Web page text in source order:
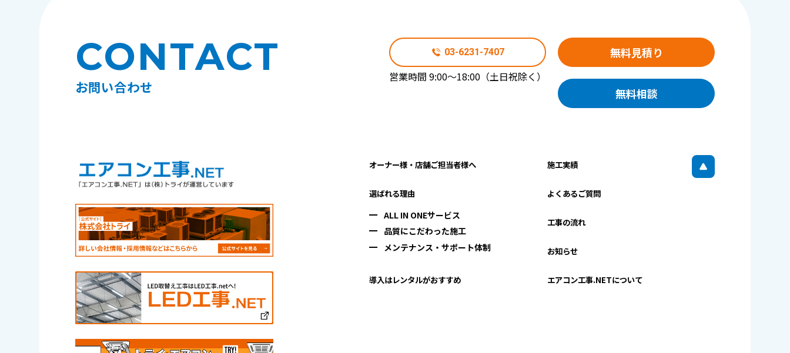
CONTACT
お問い合わせ
03-6231-7407
営業時間 9:00～18:00（土日祝除く）
無料見積り
無料相談
オーナー様・店舗ご担当者様へ 施工実績
選ばれる理由
ALL IN ONEサービス
品質にこだわった施工
メンテナンス・サポート体制
よくあるご質問
工事の流れ
お知らせ
導入はレンタルがおすすめ エアコン工事.NETについて